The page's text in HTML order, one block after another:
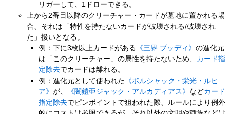
リガーして、1ドローできる。
上から2番目以降のクリーチャー・カードが墓地に置かれる場
合、それは「特性を持たないカードが破壊される/破壊され
た」扱いとなる。
例：下に3枚以上カードがある 《三界 ブッディ》の進化元
は「このクリーチャー」の属性を持たないため、 カード指
定除去でカードは離れる。
例：進化元として使われた 《ボルシャック・栄光・ルピ
ア》が、 《闇鎧亜ジャック・アルカディアス》 などカード
指定除去でピンポイントで狙われた際、ルールにより例外